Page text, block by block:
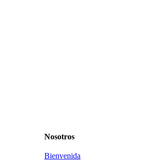
Nosotros
Bienvenida